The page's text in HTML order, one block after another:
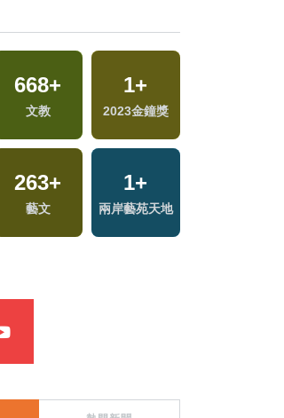
668+
文教
1+
2023金鐘獎
263+
藝文
1+
兩岸藝苑天地